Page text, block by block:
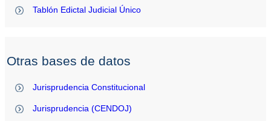
Tablón Edictal Judicial Único
Otras bases de datos
Jurisprudencia Constitucional
Jurisprudencia (CENDOJ)